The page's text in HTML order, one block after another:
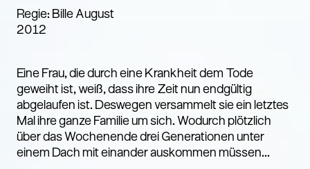
Regie: Bille August
2012
Eine Frau, die durch eine Krankheit dem Tode
geweiht ist, weiß, dass ihre Zeit nun endgültig
abgelaufen ist. Deswegen versammelt sie ein letztes
Mal ihre ganze Familie um sich. Wodurch plötzlich
über das Wochenende drei Generationen unter
einem Dach mit einander auskommen müssen...